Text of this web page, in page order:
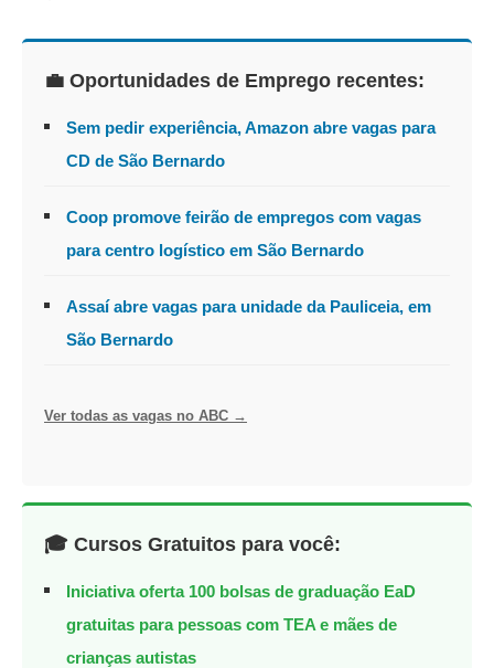
💼 Oportunidades de Emprego recentes:
Sem pedir experiência, Amazon abre vagas para
CD de São Bernardo
Coop promove feirão de empregos com vagas
para centro logístico em São Bernardo
Assaí abre vagas para unidade da Pauliceia, em
São Bernardo
Ver todas as vagas no ABC →
🎓 Cursos Gratuitos para você:
Iniciativa oferta 100 bolsas de graduação EaD
gratuitas para pessoas com TEA e mães de
crianças autistas